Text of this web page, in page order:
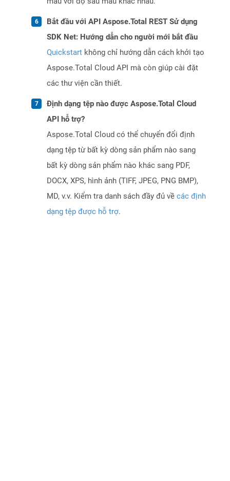
Bắt đầu với API Aspose.Total REST Sử dụng
SDK Net: Hướng dẫn cho người mới bắt đầu
Quickstart không chỉ hướng dẫn cách khởi tạo
Aspose.Total Cloud API mà còn giúp cài đặt
các thư viện cần thiết.
Định dạng tệp nào được Aspose.Total Cloud
API hỗ trợ?
Aspose.Total Cloud có thể chuyển đổi định
dạng tệp từ bất kỳ dòng sản phẩm nào sang
bất kỳ dòng sản phẩm nào khác sang PDF,
DOCX, XPS, hình ảnh (TIFF, JPEG, PNG BMP),
MD, v.v. Kiểm tra danh sách đầy đủ về các định
dạng tệp được hỗ trợ.